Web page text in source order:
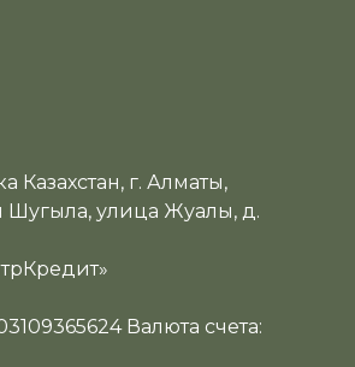
г. Алматы,
улица Жуалы, д.
Валюта счета: